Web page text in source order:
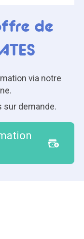
de
via notre
demande.